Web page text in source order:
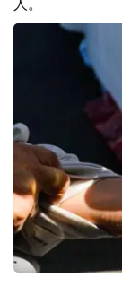
人。